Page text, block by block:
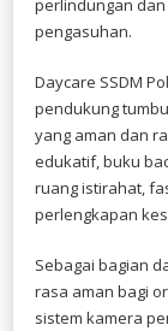
perlindungan
pengasuhan.
Daycare SSDM
pendukung
yang aman dan
edukatif, buku
ruang istirahat,
perlengkapan
Sebagai bagian
rasa aman bagi
sistem kamera